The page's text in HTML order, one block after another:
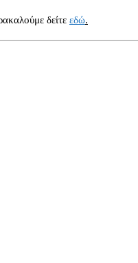
δείτε εδώ.